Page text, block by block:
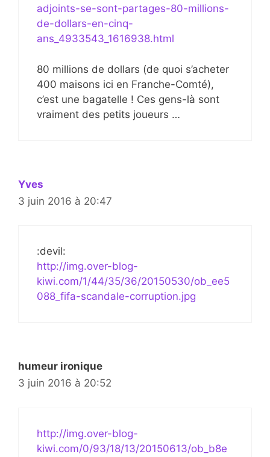
adjoints-se-sont-partages-80-millions-
de-dollars-en-cinq-
ans_4933543_1616938.html
80 millions de dollars (de quoi s’acheter
400 maisons ici en Franche-Comté),
c’est une bagatelle ! Ces gens-là sont
vraiment des petits joueurs …
Yves
3 juin 2016 à 20:47
:devil:
http://img.over-blog-
kiwi.com/1/44/35/36/20150530/ob_ee5
088_fifa-scandale-corruption.jpg
humeur ironique
3 juin 2016 à 20:52
http://img.over-blog-
kiwi.com/0/93/18/13/20150613/ob_b8e